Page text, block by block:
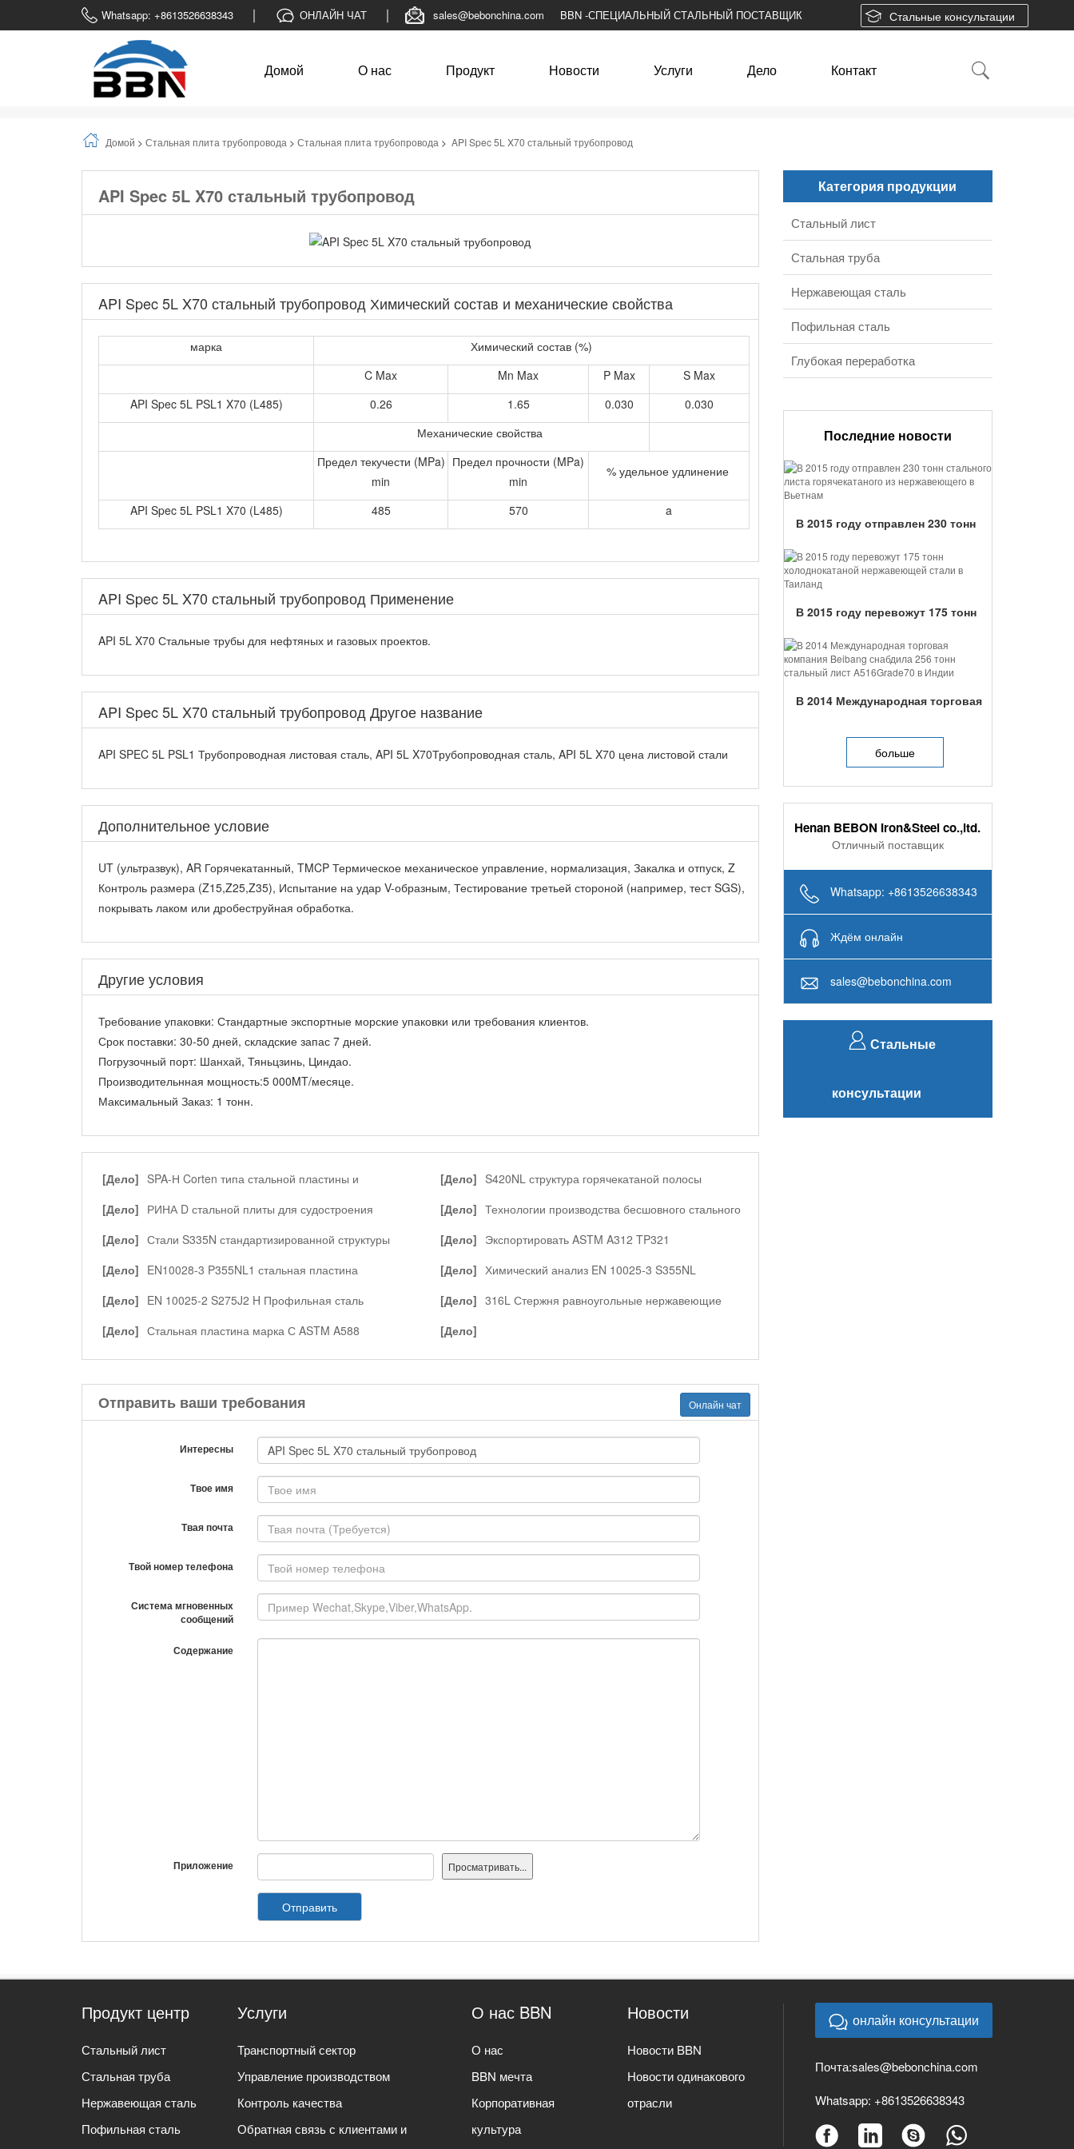
Whatsapp: +8613526638343 ОНЛАЙН ЧАТ sales@bebonchina.com BBN -СПЕЦИАЛЬНЫЙ СТАЛЬНЫЙ ПОСТАВЩИК Стальные консультации
Домой О нас Продукт Новости Услуги Дело Контакт
Домой > Стальная плита трубопровода > Стальная плита трубопровода > API Spec 5L X70 стальный трубопровод
API Spec 5L X70 стальный трубопровод
API Spec 5L X70 стальный трубопровод Химический состав и механические свойства
марка
Химический состав (%)
C Max
Mn Max P Max
S Max
API Spec 5L PSL1 X70 (L485)
0.26 1.65 0.030
0.030
Механические свойства
Предел текучести (MPa)
min
Предел прочности (MPa)
min
% удельное удлинение
API Spec 5L PSL1 X70 (L485) 485 570 a
API Spec 5L X70 стальный трубопровод Применение
API 5L X70 Стальные трубы для нефтяных и газовых проектов.
API Spec 5L X70 стальный трубопровод Другое название
API SPEC 5L PSL1 Трубопроводная листовая сталь, API 5L X70Трубопроводная сталь, API 5L X70 цена листовой стали
Дополнительное условие
UT (ультразвук), AR Горячекатанный, TMCP Термическое механическое управление, нормализация, Закалка и отпуск, Z
Контроль размера (Z15,Z25,Z35), Испытание на удар V-образным, Тестирование третьей стороной (например, тест SGS),
покрывать лаком или дробеструйная обработка.
Другие условия
Требование упаковки: Стандартные экспортные морские упаковки или требования клиентов.
Срок поставки: 30-50 дней, складские запас 7 дней.
Погрузочный порт: Шанхай, Тяньцзинь, Циндао.
Производительнная мощность:5 000MT/месяце.
Максимальный Заказ: 1 тонн.
[Дело] SPA-Н Corten типа стальной пластины и
[Дело] S420NL структура горячекатаной полосы
[Дело] РИНА D стальной плиты для судостроения [Дело] Технологии производства бесшовного стального
[Дело] Стали S335N стандартизированной структуры [Дело] Экспортировать ASTM A312 TP321
[Дело] EN10028-3 P355NL1 стальная пластина [Дело] Химический анализ EN 10025-3 S355NL
[Дело] EN 10025-2 S275J2 H Профильная сталь [Дело] 316L Стержня равноугольные нержавеющие
[Дело] Стальная пластина марка С ASTM A588 [Дело]
Отправить ваши требования Онлайн чат
Интересны
Твое имя
Твая почта
Твой номер телефона
Система мгновенных
сообщений
Содержание
Приложение
Отправить
Категория продукции
Стальный лист
Стальная труба
Нержавеющая сталь
Пофильная сталь
Глубокая переработка
Последние новости
В 2015 году отправлен 230 тонн
нержавеющего в Вьетнам...
В 2015 году перевожут 175 тонн
стали в Таиланд...
В 2014 Международная торговая
тонн стальный лист A516Grade70 в
больше
Henan BEBON Iron&Steel co.,ltd.
Отличный поставщик
Whatsapp: +8613526638343
Ждём онлайн
sales@bebonchina.com
Стальные
консультации
Продукт центр
Стальный лист
Стальная труба
Нержавеющая сталь
Пофильная сталь
Услуги
Транспортный сектор
Управление производством
Контроль качества
Обратная связь с клиентами и
О нас BBN
О нас
BBN мечта
Корпоративная
культура
Новости
Новости BBN
Новости одинакового
отрасли
онлайн консультации
Почта:sales@bebonchina.com
Whatsapp: +8613526638343